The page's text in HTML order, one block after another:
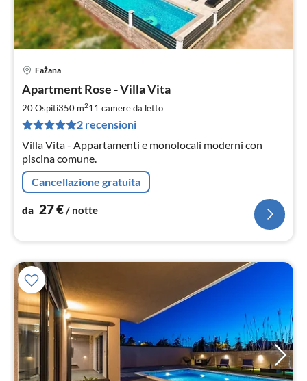
Fažana
Apartment Rose - Villa Vita
20 Ospiti350 m211 camere da letto
2 recensioni
Villa Vita - Appartamenti e monolocali moderni con
piscina comune.
Cancellazione gratuita
da 27€/ notte